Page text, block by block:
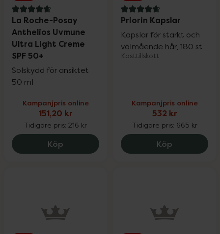
Silicea
St. Tropez
Superfruit
Wartner
Wella Professionals
4.8 av 5 i omdöme
La Roche-Posay
Anthelios Uvmune
Ultra Light Creme
SPF 50+
Solskydd för ansiktet
50 ml
Kampanjpris online
151,20 kr
Tidigare pris: 216 kr
Köp La Roche-Posay Anthelios Uvmune
4.7 av 5 i omdöme
Priorin Kapslar
Kapslar för starkt och
välmående hår, 180 st
Kosttillskott
Kampanjpris online
532 kr
Tidigare pris: 665 kr
Köp Priorin